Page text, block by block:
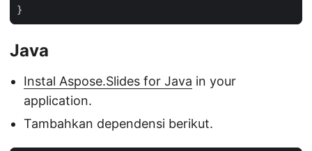
Java
Instal Aspose.Slides for Java in your
application.
Tambahkan dependensi berikut.